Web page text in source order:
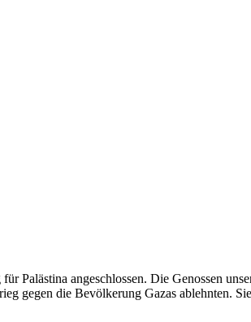
Palästina angeschlossen. Die Genossen
gegen die Bevölkerung Gazas ablehnten.